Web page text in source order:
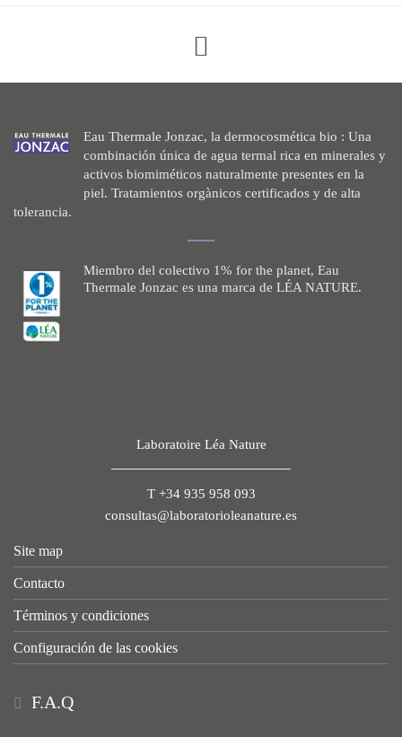
Eau Thermale Jonzac, la dermocosmética bio : Una
combinación única de agua termal rica en minerales y
activos biomiméticos naturalmente presentes en la
piel. Tratamientos orgànicos certificados y de alta
tolerancia.
Miembro del colectivo 1% for the planet, Eau
Thermale Jonzac es una marca de LÉA NATURE.
Laboratoire Léa Nature
T +34 935 958 093
consultas@laboratorioleanature.es
Site map
Contacto
Términos y condiciones
Configuración de las cookies
F.A.Q